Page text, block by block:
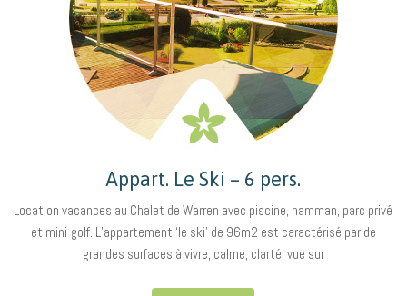
Appart. Le Ski – 6 pers.
Location vacances au Chalet de Warren avec piscine, hamman, parc privé
et mini-golf. L’appartement ‘le ski’ de 96m2 est caractérisé par de
grandes surfaces à vivre, calme, clarté, vue sur